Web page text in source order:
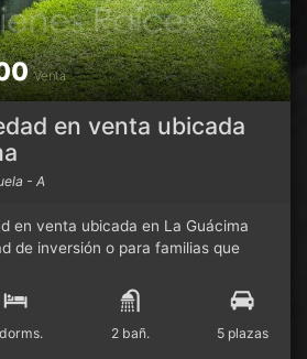
en venta ubicada
- A
Venta
en venta ubicada en La Guácima
de inversión o para familias que
sola propiedad. ✨ La propiedad
distribuidas de la siguiente manera:
2 habitaciones • 2.5 baños • Sala •
2 bañ. 5 plazas